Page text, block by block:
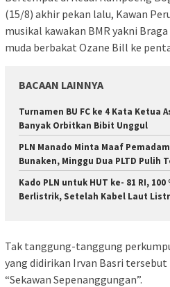
(15/8) akhir pekan lalu, Kawan
musikal kawakan BMR yakni
muda berbakat Ozane Bill ke
BACAAN LAINNYA
Turnamen BU FC ke 4 Kata Ketua
Banyak Orbitkan Bibit Unggul
PLN Manado Minta Maaf
Bunaken, Minggu Dua PLTD Pulih
Kado PLN untuk HUT ke- 81 RI,
Berlistrik, Setelah Kabel Laut
Tak tanggung-tanggung
yang didirikan Irvan Basri
“Sekawan Sepenanggungan”.